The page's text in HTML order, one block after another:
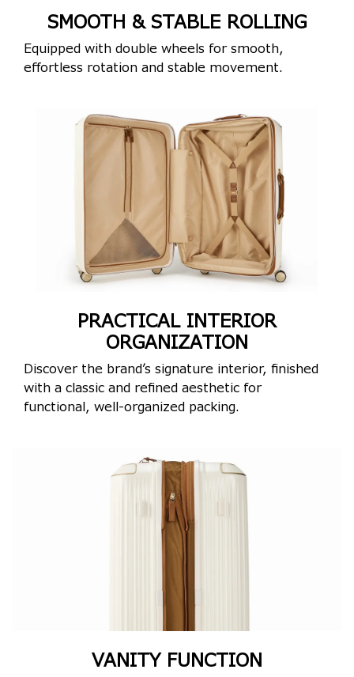
SMOOTH & STABLE ROLLING
Equipped with double wheels for smooth,
effortless rotation and stable movement.
PRACTICAL INTERIOR
ORGANIZATION
Discover the brand’s signature interior, finished
with a classic and refined aesthetic for
functional, well-organized packing.
VANITY FUNCTION